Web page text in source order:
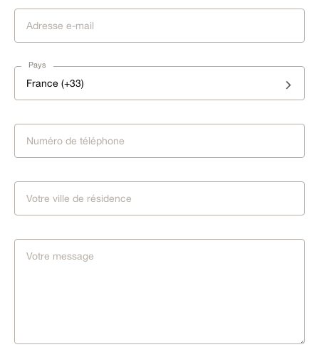
Pays
France (+33)